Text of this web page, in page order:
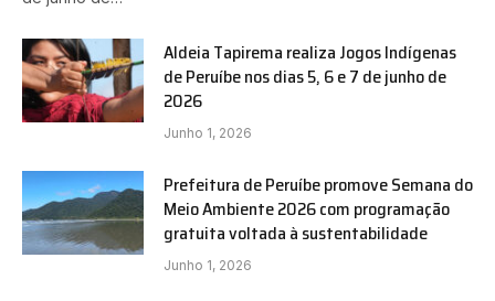
Aldeia Tapirema realiza Jogos Indígenas
de Peruíbe nos dias 5, 6 e 7 de junho de
2026
Junho 1, 2026
Prefeitura de Peruíbe promove Semana do
Meio Ambiente 2026 com programação
gratuita voltada à sustentabilidade
Junho 1, 2026